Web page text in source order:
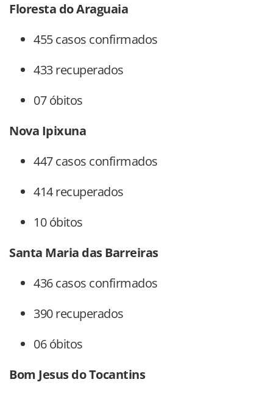
Floresta do Araguaia
455 casos confirmados
433 recuperados
07 óbitos
Nova Ipixuna
447 casos confirmados
414 recuperados
10 óbitos
Santa Maria das Barreiras
436 casos confirmados
390 recuperados
06 óbitos
Bom Jesus do Tocantins